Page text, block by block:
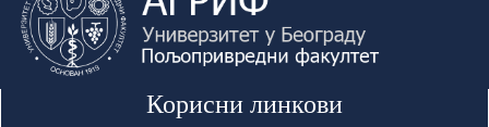
Корисни линкови